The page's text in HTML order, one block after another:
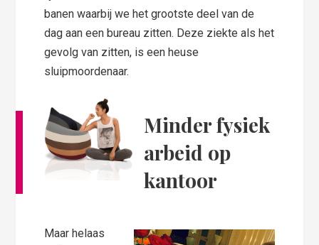
banen waarbij we het grootste deel van de
dag aan een bureau zitten. Deze ziekte als het
gevolg van zitten, is een heuse
sluipmoordenaar.
Minder fysiek
arbeid op
kantoor
Maar helaas